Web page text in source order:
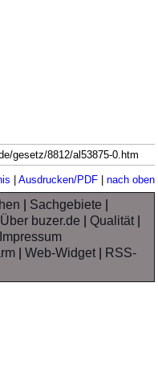
gesetz/8812/al53875-0.htm
| Ausdrucken/PDF| nach oben
Sachgebiete
Über buzer.de |Qualität|
|Web-Widget|
RSS-